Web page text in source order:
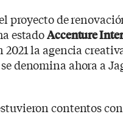
proyecto de
estadoAccenture
la agencia
denomina ahora a
contentos